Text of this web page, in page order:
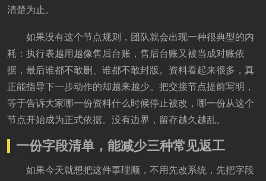
清楚为止。
如果没有这个节点规则，团队就会出现一种很典型的内
耗：执行表越用越像售后台账，售后台账又被当成对账依
据，最后谁都不敢删、谁都不敢封版。资料看起来很多，真
正能指导下一步动作的却越来越少。把交接节点提前写明，
等于告诉大家哪一份资料什么时候停止被改，哪一份从这个
节点开始成为正式依据。没有边界，留存越久越乱。
一份字段清单，能减少三种常见返工
如果今天就想把这件事理顺，不用先改系统，先把字段